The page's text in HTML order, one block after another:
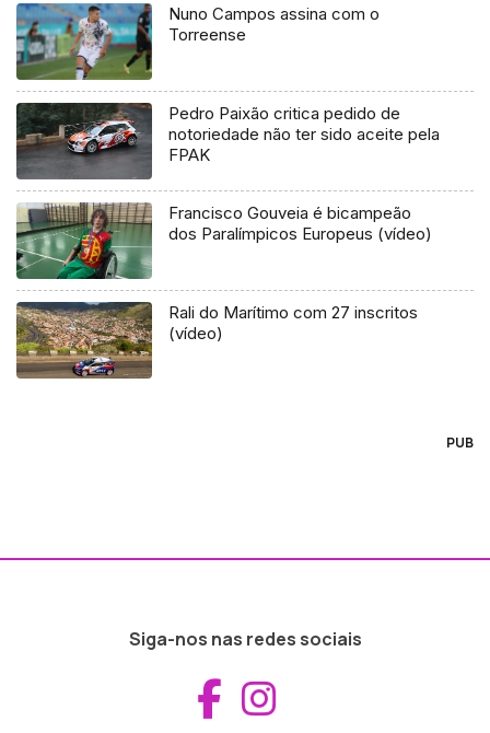
Nuno Campos assina com o
Torreense
Pedro Paixão critica pedido de
notoriedade não ter sido aceite pela
FPAK
Francisco Gouveia é bicampeão
dos Paralímpicos Europeus (vídeo)
Rali do Marítimo com 27 inscritos
(vídeo)
PUB
Siga-nos nas redes sociais
Aceder ao